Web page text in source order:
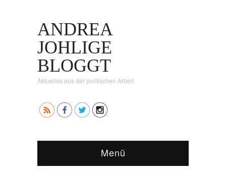
ANDREA
JOHLIGE
BLOGGT
Aktuelles aus der politischen Arbeit
Menü